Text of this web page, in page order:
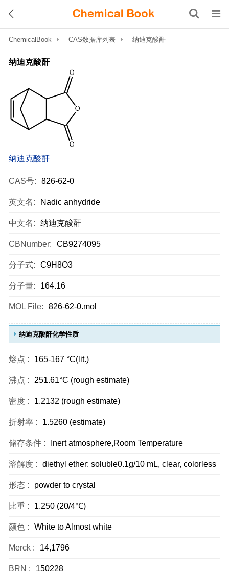
ChemicalBook CAS数据库列表 纳迪克酸酐
纳迪克酸酐
纳迪克酸酐
CAS号: 826-62-0
英文名: Nadic anhydride
中文名: 纳迪克酸酐
CBNumber: CB9274095
分子式: C9H8O3
分子量: 164.16
MOL File: 826-62-0.mol
纳迪克酸酐化学性质
熔点 : 165-167 °C(lit.)
沸点 : 251.61°C (rough estimate)
密度 : 1.2132 (rough estimate)
折射率 : 1.5260 (estimate)
储存条件 : Inert atmosphere,Room Temperature
溶解度 : diethyl ether: soluble0.1g/10 mL, clear, colorless
形态 : powder to crystal
比重 : 1.250 (20/4℃)
颜色 : White to Almost white
Merck : 14,1796
BRN : 150228